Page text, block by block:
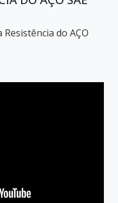
do AÇO